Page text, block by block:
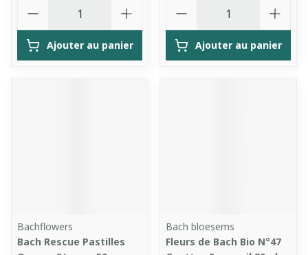
Ajouter au panier Ajouter au panier
Bachflowers
Bach Rescue Pastilles
Bach bloesems
Fleurs de Bach Bio N°47